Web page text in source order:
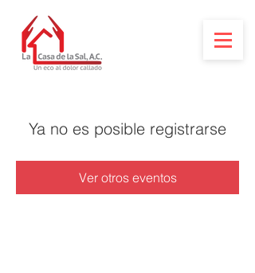
Ya no es posible registrarse
Ver otros eventos